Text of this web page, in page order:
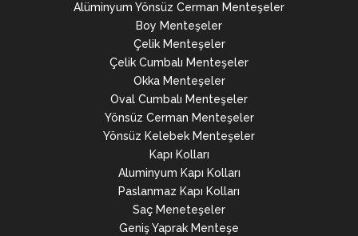
Alüminyum Yönsüz Cerman Menteşeler
Boy Menteşeler
Çelik Menteşeler
Çelik Cumbalı Menteşeler
Okka Menteşeler
Oval Cumbalı Menteşeler
Yönsüz Cerman Menteşeler
Yönsüz Kelebek Menteşeler
Kapı Kolları
Aluminyum Kapı Kolları
Paslanmaz Kapı Kolları
Saç Meneteşeler
Geniş Yaprak Menteşe